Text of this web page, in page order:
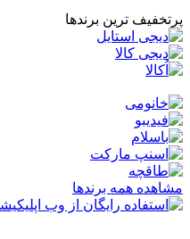
پرتخفیف ترین برندها
مشاهده همه برندها